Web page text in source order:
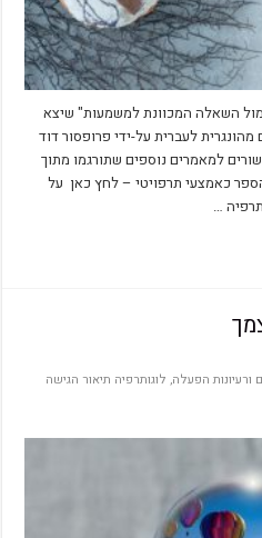
השאלה המכוונת למשמעות" שיצא
המאמר תורגם מהונגרית לעברית על-ידי פרופסור דוד
למאמרים נוספים שתורגמו מתוך
כאמצעי תרפויטי – לחץ כאן על
…
ורעיונות הפעלה, לוגותרפיה תיאור הגישה